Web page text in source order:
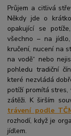
Průjem a citlivá
Někdy jde o
opakující se
všechno – na
kručení, nucení na
na vodě“ nebo
pohledu tradiční
které nezvládá
potíží promítá
zátěži. K širším
trávení podle
rozhodí, když je
jídlem.